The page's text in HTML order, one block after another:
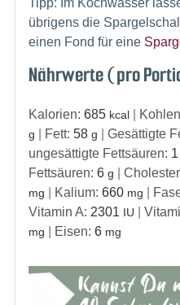
Tipp: Im Kochwasser
übrigens die
einen Fond für eine
Nährwerte (pro
Kalorien: 685 kcal|
g Fett: 58 g Gesättigte
ungesättigte Fettsäuren: 1
Fettsäuren: 6 g
mg Kalium: 660 mg
Vitamin A: 2301 IU
mg Eisen: 6 mg